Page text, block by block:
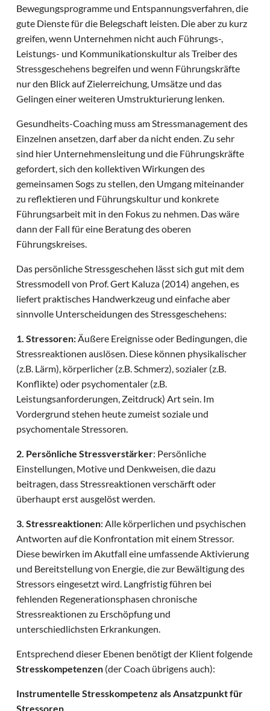
Bewegungsprogramme und Entspannungsverfahren, die
gute Dienste für die Belegschaft leisten. Die aber zu kurz
greifen, wenn Unternehmen nicht auch Führungs-,
Leistungs- und Kommunikationskultur als Treiber des
Stressgeschehens begreifen und wenn Führungskräfte
nur den Blick auf Zielerreichung, Umsätze und das
Gelingen einer weiteren Umstrukturierung lenken.
Gesundheits-Coaching muss am Stressmanagement des
Einzelnen ansetzen, darf aber da nicht enden. Zu sehr
sind hier Unternehmensleitung und die Führungskräfte
gefordert, sich den kollektiven Wirkungen des
gemeinsamen Sogs zu stellen, den Umgang miteinander
zu reflektieren und Führungskultur und konkrete
Führungsarbeit mit in den Fokus zu nehmen. Das wäre
dann der Fall für eine Beratung des oberen
Führungskreises.
Das persönliche Stressgeschehen lässt sich gut mit dem
Stressmodell von Prof. Gert Kaluza (2014) angehen, es
liefert praktisches Handwerkzeug und einfache aber
sinnvolle Unterscheidungen des Stressgeschehens:
1. Stressoren:Äußere Ereignisse oder Bedingungen, die
Stressreaktionen auslösen. Diese können physikalischer
(z.B. Lärm), körperlicher (z.B. Schmerz), sozialer (z.B.
Konflikte) oder psychomentaler (z.B.
Leistungsanforderungen, Zeitdruck) Art sein. Im
Vordergrund stehen heute zumeist soziale und
psychomentale Stressoren.
2. Persönliche Stressverstärker: Persönliche
Einstellungen, Motive und Denkweisen, die dazu
beitragen, dass Stressreaktionen verschärft oder
überhaupt erst ausgelöst werden.
3. Stressreaktionen: Alle körperlichen und psychischen
Antworten auf die Konfrontation mit einem Stressor.
Diese bewirken im Akutfall eine umfassende Aktivierung
und Bereitstellung von Energie, die zur Bewältigung des
Stressors eingesetzt wird. Langfristig führen bei
fehlenden Regenerationsphasen chronische
Stressreaktionen zu Erschöpfung und
unterschiedlichsten Erkrankungen.
Entsprechend dieser Ebenen benötigt der Klient folgende
Stresskompetenzen (der Coach übrigens auch):
Instrumentelle Stresskompetenz als Ansatzpunkt für
Stressoren